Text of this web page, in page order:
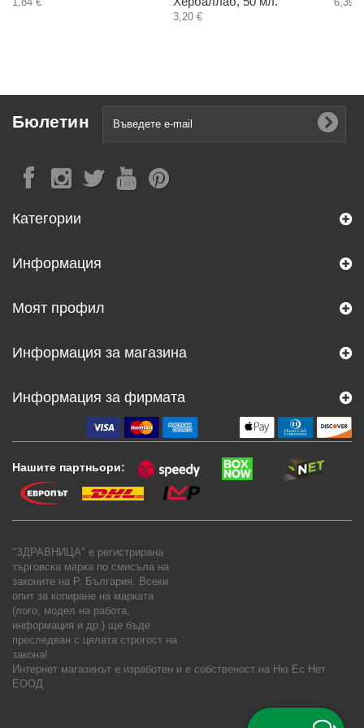
3,20 €
Бюлетин
Категории
Информация
Моят профил
Информация за магазина
Информация за фирмата
Нашите партньори:
"ЗДРАВНИЦА" е регистрирана
търговска марка по смисъла на
законите на Р. България. Всеки
опит за копиране на марката
(лого, модел на работа,
информация и др.) ще бъде
преследван с цялата строгост на
закона!
Интернет магазинът е изработен и е собственост на Ню Ес Нет
ЕООД